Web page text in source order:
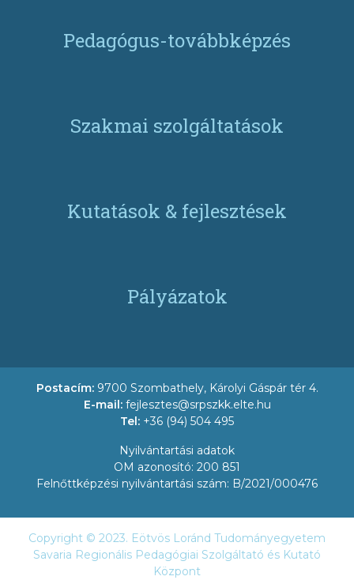
Pedagógus-továbbképzés
Szakmai szolgáltatások
Kutatások & fejlesztések
Pályázatok
Postacím: 9700 Szombathely, Károlyi Gáspár tér 4.
E-mail: fejlesztes@srpszkk.elte.hu
Tel: +36 (94) 504 495
Nyilvántartási adatok
OM azonosító: 200 851
Felnőttképzési nyilvántartási szám: B/2021/000476
Copyright © 2023. Eötvös Loránd Tudományegyetem
Savaria Regionális Pedagógiai Szolgáltató és Kutató
Központ